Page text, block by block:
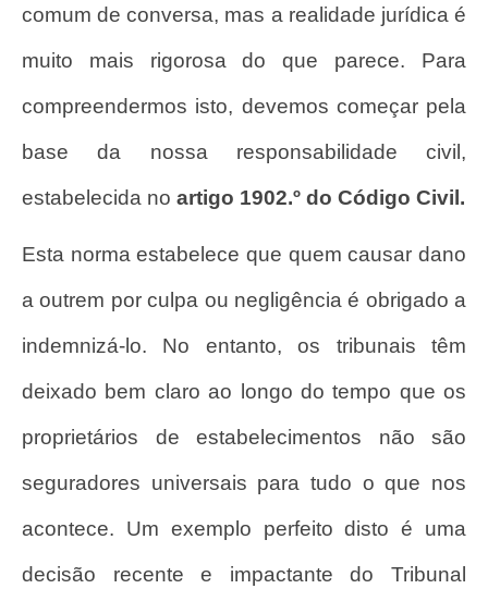
comum de conversa, mas a realidade jurídica é
muito mais rigorosa do que parece. Para
compreendermos isto, devemos começar pela
base da nossa responsabilidade civil,
estabelecida no artigo 1902.º do Código Civil.
Esta norma estabelece que quem causar dano
a outrem por culpa ou negligência é obrigado a
indemnizá-lo. No entanto, os tribunais têm
deixado bem claro ao longo do tempo que os
proprietários de estabelecimentos não são
seguradores universais para tudo o que nos
acontece. Um exemplo perfeito disto é uma
decisão recente e impactante do Tribunal